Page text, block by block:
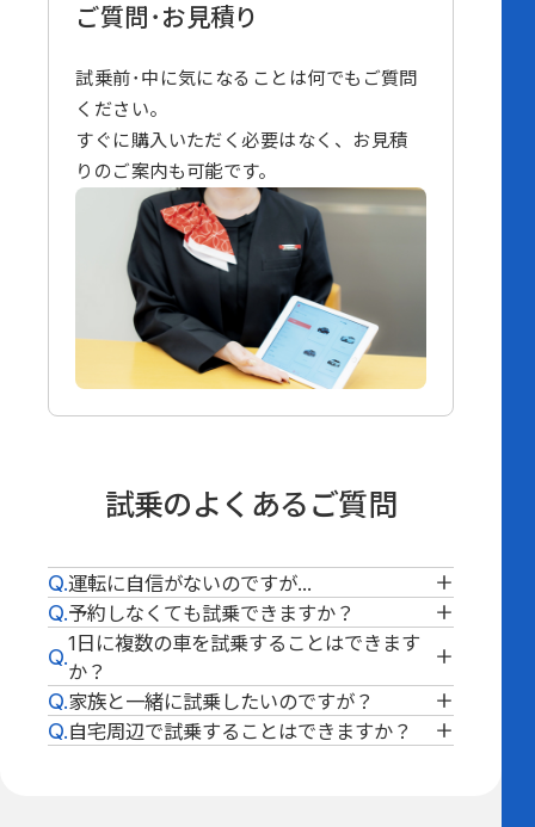
ご質問･お見積り
試乗前･中に気になることは何でもご質問
ください。
すぐに購入いただく必要はなく、お見積
りのご案内も可能です。
試乗のよくあるご質問
運転に自信がないのですが...
公道に出る前にスタッフがしっかりサポー
トいたします。
ご希望に応じて運転代行も可能で、車両保
険も完備していますので安心です。
予約しなくても試乗できますか？
お目当ての車があれば試乗可能です。ただ
し、当日お店にない場合もございますの
で、事前予約がおすすめです。
1日に複数の車を試乗することはできます
か？
事前にご連絡いただければ、複数のお車を
ご用意いたします。
家族と一緒に試乗したいのですが？
ご家族やご友人と一緒にご試乗いただけま
自宅周辺で試乗することはできますか？